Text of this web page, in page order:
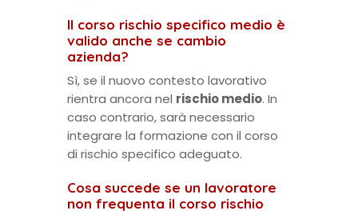
Il corso rischio specifico medio è
valido anche se cambio
azienda?
Sì, se il nuovo contesto lavorativo
rientra ancora nel rischio medio. In
caso contrario, sarà necessario
integrare la formazione con il corso
di rischio specifico adeguato.
Cosa succede se un lavoratore
non frequenta il corso rischio